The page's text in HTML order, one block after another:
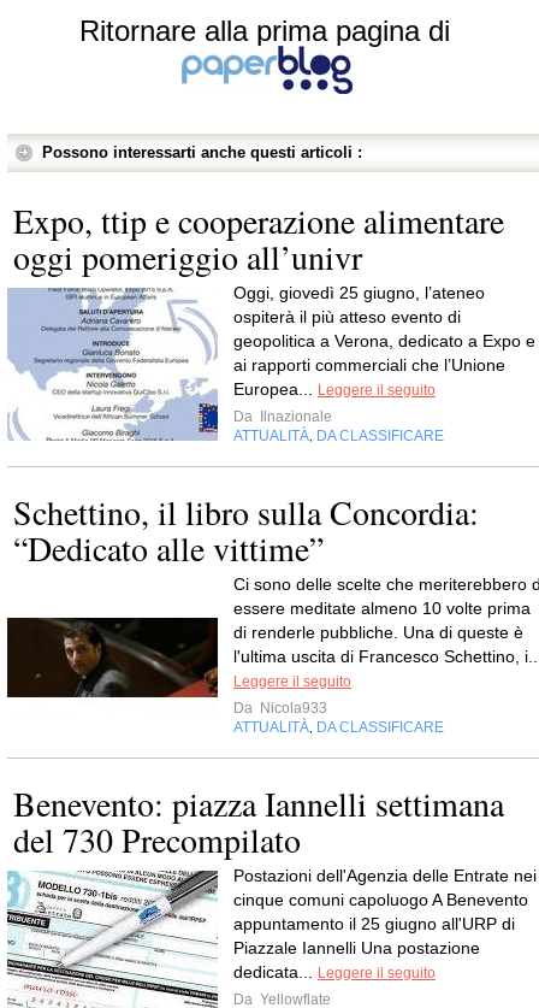
Ritornare alla prima pagina di
Possono interessarti anche questi articoli :
Expo, ttip e cooperazione alimentare
oggi pomeriggio all’univr
Oggi, giovedì 25 giugno, l’ateneo
ospiterà il più atteso evento di
geopolitica a Verona, dedicato a Expo e
ai rapporti commerciali che l’Unione
Europea...
Leggere il seguito
Da
Ilnazionale
ATTUALITÀ DA CLASSIFICARE
Schettino, il libro sulla Concordia:
“Dedicato alle vittime”
Ci sono delle scelte che meriterebbero
essere meditate almeno 10 volte prima
di renderle pubbliche. Una di queste è
l'ultima uscita di Francesco Schettino,
Leggere il seguito
Da Nicola933
ATTUALITÀ DA CLASSIFICARE
Benevento: piazza Iannelli settimana
del 730 Precompilato
Postazioni dell'Agenzia delle Entrate nei
cinque comuni capoluogo A Benevento
appuntamento il 25 giugno all'URP di
Piazzale Iannelli Una postazione
dedicata...
Leggere il seguito
Da Yellowflate